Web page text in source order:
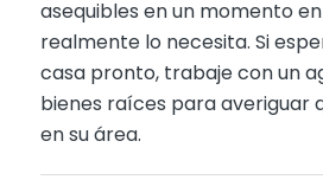
asequibles en un momento
realmente lo necesita. Si
casa pronto, trabaje con un
bienes raíces para averiguar
en su área.